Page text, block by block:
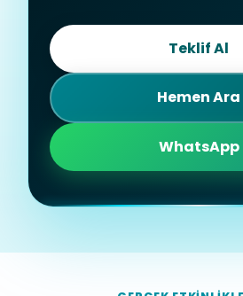
Teklif Al
Hemen Ara
WhatsApp